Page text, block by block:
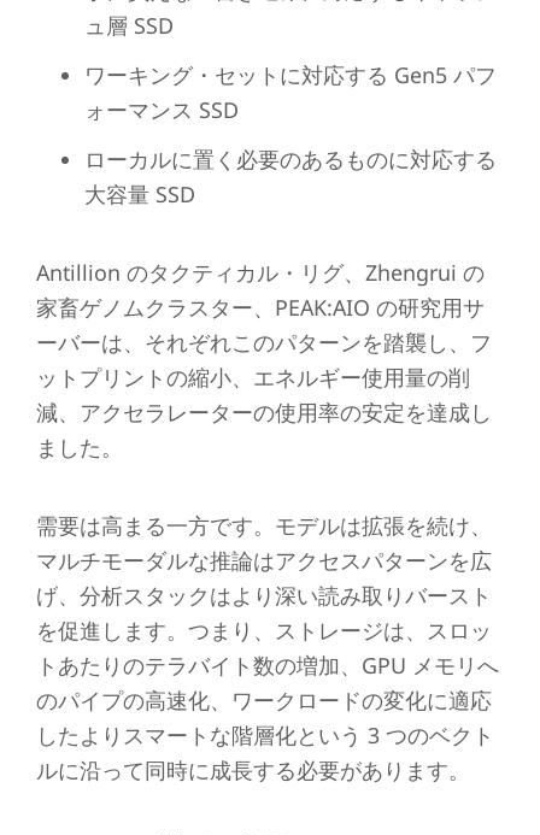
ュ層 SSD
ワーキング・セットに対応する Gen5 パフ
ォーマンス SSD
ローカルに置く必要のあるものに対応する
大容量 SSD
Antillion のタクティカル・リグ、Zhengrui の
家畜ゲノムクラスター、PEAK:AIO の研究用サ
ーバーは、それぞれこのパターンを踏襲し、フ
ットプリントの縮小、エネルギー使用量の削
減、アクセラレーターの使用率の安定を達成し
ました。
需要は高まる一方です。モデルは拡張を続け、
マルチモーダルな推論はアクセスパターンを広
げ、分析スタックはより深い読み取りバースト
を促進します。つまり、ストレージは、スロッ
トあたりのテラバイト数の増加、GPU メモリへ
のパイプの高速化、ワークロードの変化に適応
したよりスマートな階層化という 3 つのベクト
ルに沿って同時に成長する必要があります。